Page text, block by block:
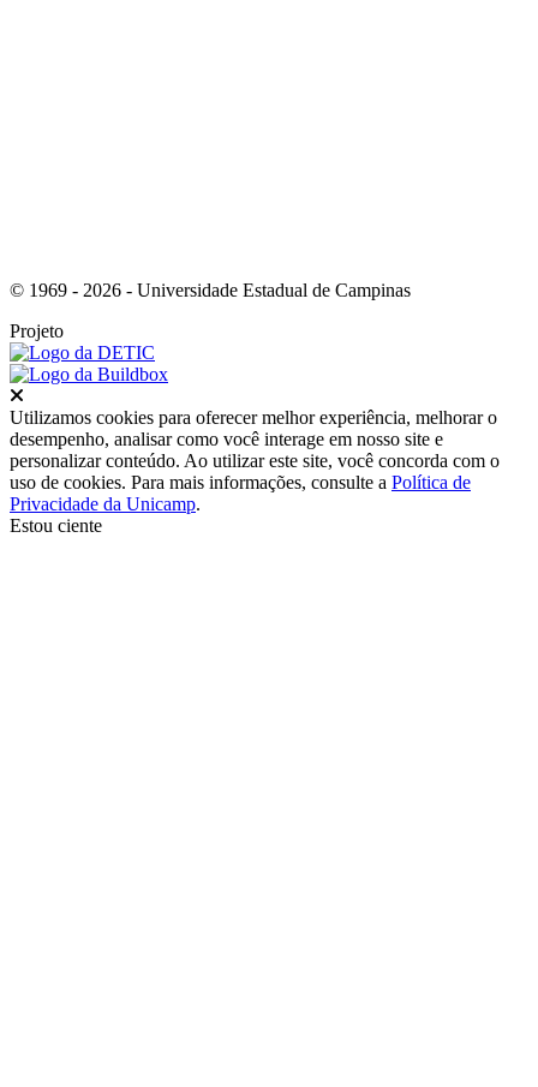
© 1969 - 2026 - Universidade Estadual de Campinas
Projeto
Utilizamos cookies para oferecer melhor experiência, melhorar o
desempenho, analisar como você interage em nosso site e
personalizar conteúdo. Ao utilizar este site, você concorda com o
uso de cookies. Para mais informações, consulte a Política de
Privacidade da Unicamp.
Estou ciente